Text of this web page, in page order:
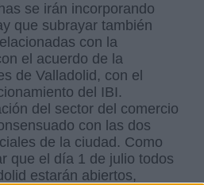
se irán incorporando
que subrayar también
con la
el acuerdo de la
de Valladolid, con el
del IBI.
del sector del comercio
con las dos
de la ciudad. Como
que el día 1 de julio todos
estarán abiertos,